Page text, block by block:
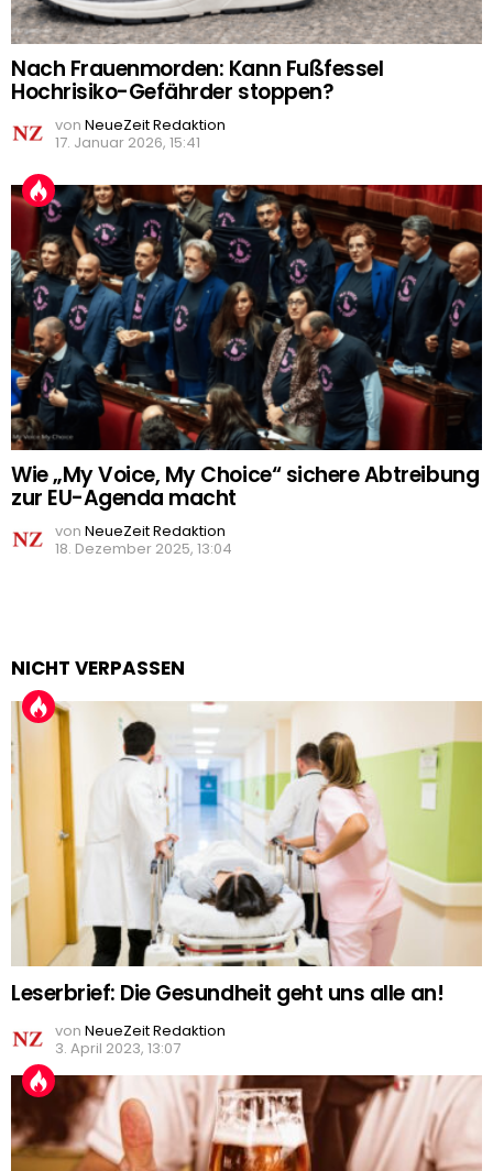
Nach Frauenmorden: Kann Fußfessel
Hochrisiko-Gefährder stoppen?
von NeueZeit Redaktion
17. Januar 2026, 15:41
Wie „My Voice, My Choice“ sichere Abtreibung
zur EU-Agenda macht
von NeueZeit Redaktion
18. Dezember 2025, 13:04
NICHT VERPASSEN
Leserbrief: Die Gesundheit geht uns alle an!
von NeueZeit Redaktion
3. April 2023, 13:07